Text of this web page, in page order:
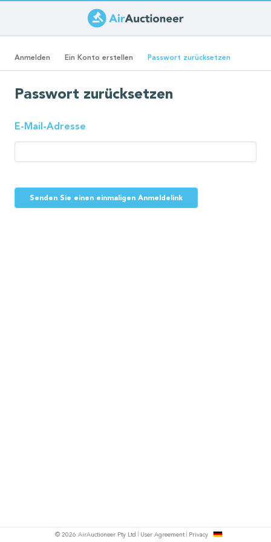
zum
Inhalt
Primäre
Anmelden Ein Konto erstellen Passwort zurücksetzen
Reiter)
Passwort zurücksetzen
E-Mail-Adresse
Senden Sie einen einmaligen Anmeldelink
© 2026 AirAuctioneer Pty Ltd User Agreement Privacy